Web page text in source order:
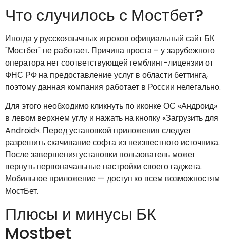
Что случилось с Мостбет?
Иногда у русскоязычных игроков официальный сайт БК
"Мостбет" не работает. Причина проста – у зарубежного
оператора нет соответствующей гемблинг-лицензии от
ФНС РФ на предоставление услуг в области беттинга,
поэтому данная компания работает в России нелегально.
Для этого необходимо кликнуть по иконке ОС «Андроид»
в левом верхнем углу и нажать на кнопку «Загрузить для
Android». Перед установкой приложения следует
разрешить скачивание софта из неизвестного источника.
После завершения установки пользователь может
вернуть первоначальные настройки своего гаджета.
Мобильное приложение — доступ ко всем возможностям
МостБет.
Плюсы и минусы БК
Mostbet